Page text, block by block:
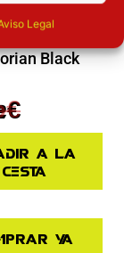
Legal
Black
€
€
a la
cesta
ya